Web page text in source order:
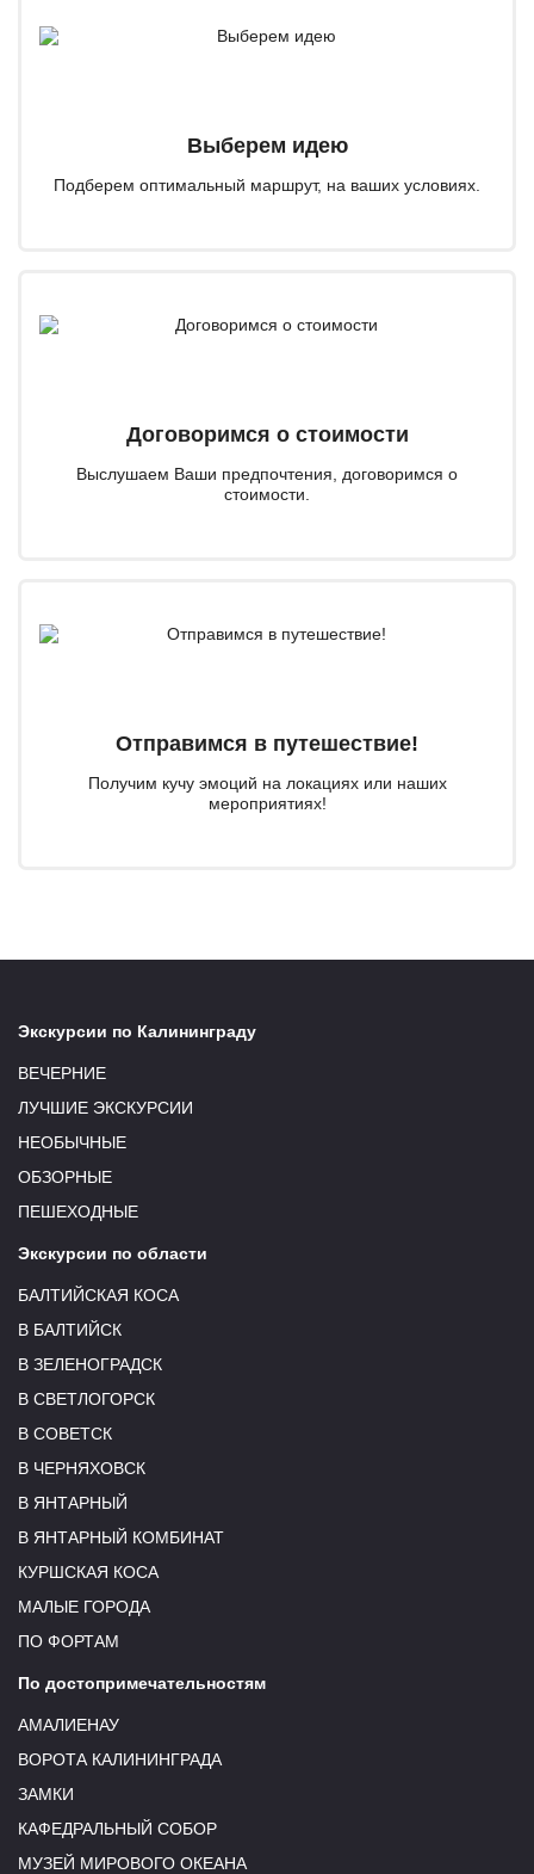
Выберем идею
Подберем оптимальный маршрут, на ваших условиях.
Договоримся о стоимости
Выслушаем Ваши предпочтения, договоримся о
стоимости.
Отправимся в путешествие!
Получим кучу эмоций на локациях или наших
мероприятиях!
Экскурсии по Калининграду
ВЕЧЕРНИЕ
ЛУЧШИЕ ЭКСКУРСИИ
НЕОБЫЧНЫЕ
ОБЗОРНЫЕ
ПЕШЕХОДНЫЕ
Экскурсии по области
БАЛТИЙСКАЯ КОСА
В БАЛТИЙСК
В ЗЕЛЕНОГРАДСК
В СВЕТЛОГОРСК
В СОВЕТСК
В ЧЕРНЯХОВСК
В ЯНТАРНЫЙ
В ЯНТАРНЫЙ КОМБИНАТ
КУРШСКАЯ КОСА
МАЛЫЕ ГОРОДА
ПО ФОРТАМ
По достопримечательностям
АМАЛИЕНАУ
ВОРОТА КАЛИНИНГРАДА
ЗАМКИ
КАФЕДРАЛЬНЫЙ СОБОР
МУЗЕЙ МИРОВОГО ОКЕАНА